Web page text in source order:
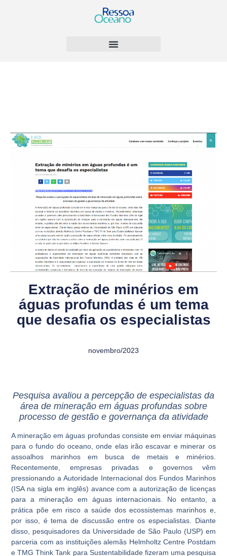
Extração de minérios em
águas profundas é um tema
que desafia os especialistas
novembro/2023
Pesquisa avaliou a percepção de especialistas da
área de mineração em águas profundas sobre
processo de gestão e governança da atividade
A mineração em águas profundas consiste em enviar máquinas
para o fundo do oceano, onde elas irão escavar e minerar os
assoalhos marinhos em busca de metais e minérios.
Recentemente, empresas privadas e governos vêm
pressionando a Autoridade Internacional dos Fundos Marinhos
(ISA na sigla em inglês) avance com a autorização de licenças
para a mineração em águas internacionais. No entanto, a
prática põe em risco a saúde dos ecossistemas marinhos e,
por isso, é tema de discussão entre os especialistas. Diante
disso, pesquisadores da Universidade de São Paulo (USP) em
parceria com as instituições alemãs Helmholtz Centre Postdam
e TMG Think Tank para Sustentabilidade fizeram uma pesquisa